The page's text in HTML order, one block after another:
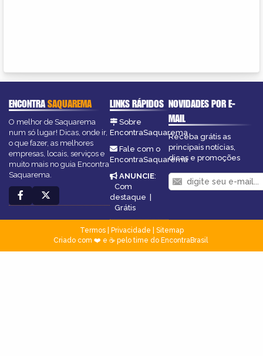
ENCONTRASAQUAREMA
O melhor de Saquarema
num só lugar! Dicas, onde ir,
o que fazer, as melhores
empresas, locais, serviços e
muito mais no guia Encontra
Saquarema.
LINKS RÁPIDOS
Sobre
EncontraSaquarema
Fale com o
EncontraSaquarema
ANUNCIE:
Com
destaque |
Grátis
NOVIDADES POR E-
MAIL
Receba grátis as
principais notícias,
dicas e promoções
Termos| Privacidade
Sitemap
Criado com ❤️ e ☕ pelo time do EncontraBrasil